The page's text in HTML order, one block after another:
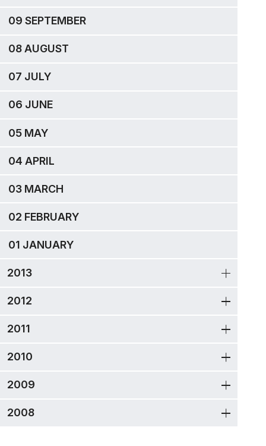
09 SEPTEMBER
08 AUGUST
07 JULY
06 JUNE
05 MAY
04 APRIL
03 MARCH
02 FEBRUARY
01 JANUARY
2013
2012
2011
2010
2009
2008